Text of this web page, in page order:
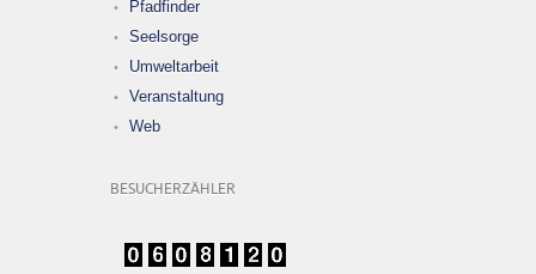
Pfadfinder
Seelsorge
Umweltarbeit
Veranstaltung
Web
BESUCHERZÄHLER